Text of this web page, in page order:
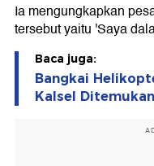
Ia mengungkapkan
tersebut yaitu 'Saya
Baca juga:
Bangkai
Kalsel Ditemukan